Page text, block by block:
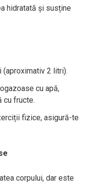
hidratată și susține
(aproximativ 2 litri).
cu apă,
cu fructe.
fizice, asigură-te
corpului, dar este